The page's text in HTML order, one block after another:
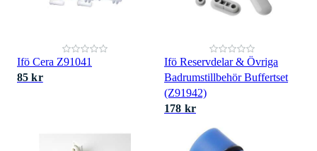
Ifö Cera Z91041
85 kr
Ifö Reservdelar & Övriga
Badrumstillbehör Buffertset
(Z91942)
178 kr